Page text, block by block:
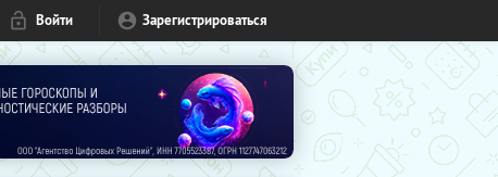
Войти Зарегистрироваться